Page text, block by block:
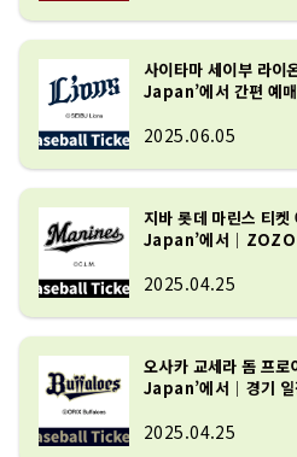
사이타마 세이부 라
Japan’에서 간편 예
2025.06.05
지바 롯데 마린스 티
Japan’에서｜ZOZO
2025.04.25
오사카 교세라 돔 프
Japan’에서｜경기 일
2025.04.25